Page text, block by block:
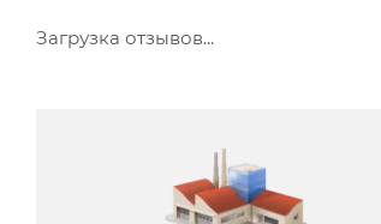
Загрузка отзывов...